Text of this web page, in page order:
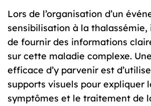
Lors de l’organisation d’un
sensibilisation à la thalassémie,
de fournir des informations
sur cette maladie complexe.
efficace d’y parvenir est
supports visuels pour expliquer
symptômes et le traitement de